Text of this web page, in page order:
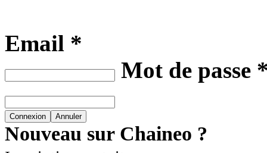
Email *
Mot de passe
Nouveau sur Chaineo ?